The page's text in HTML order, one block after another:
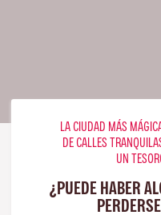
LA CIUDAD MÁS
DE CALLES
UN
¿PUEDE HABER